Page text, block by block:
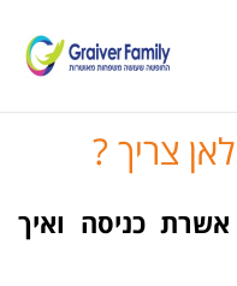
צריך ?
כניסה ואיך